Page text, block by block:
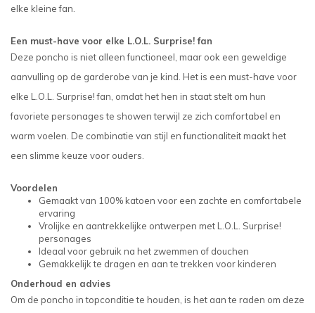
elke kleine fan.
Een must-have voor elke L.O.L. Surprise! fan
Deze poncho is niet alleen functioneel, maar ook een geweldige
aanvulling op de garderobe van je kind. Het is een must-have voor
elke L.O.L. Surprise! fan, omdat het hen in staat stelt om hun
favoriete personages te showen terwijl ze zich comfortabel en
warm voelen. De combinatie van stijl en functionaliteit maakt het
een slimme keuze voor ouders.
Voordelen
Gemaakt van 100% katoen voor een zachte en comfortabele
ervaring
Vrolijke en aantrekkelijke ontwerpen met L.O.L. Surprise!
personages
Ideaal voor gebruik na het zwemmen of douchen
Gemakkelijk te dragen en aan te trekken voor kinderen
Onderhoud en advies
Om de poncho in topconditie te houden, is het aan te raden om deze